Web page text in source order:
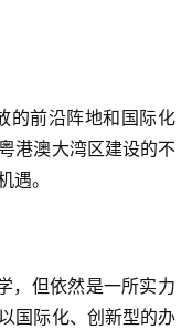
港澳大湾区建设的不
遇。
国际化、创新型的办